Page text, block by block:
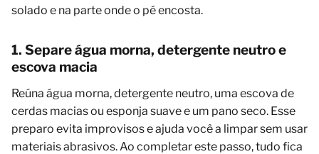
solado e na parte onde o pé encosta.
1. Separe água morna, detergente neutro e
escova macia
Reúna água morna, detergente neutro, uma escova de
cerdas macias ou esponja suave e um pano seco. Esse
preparo evita improvisos e ajuda você a limpar sem usar
materiais abrasivos. Ao completar este passo, tudo fica